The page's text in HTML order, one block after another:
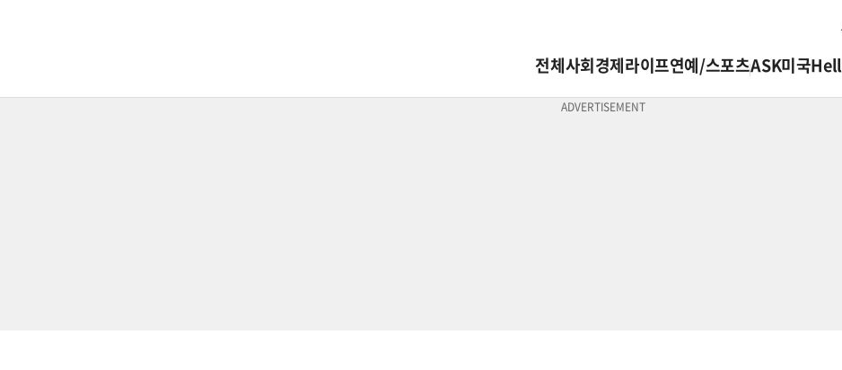
전체사회경제라이프연예/스포츠ASK미국